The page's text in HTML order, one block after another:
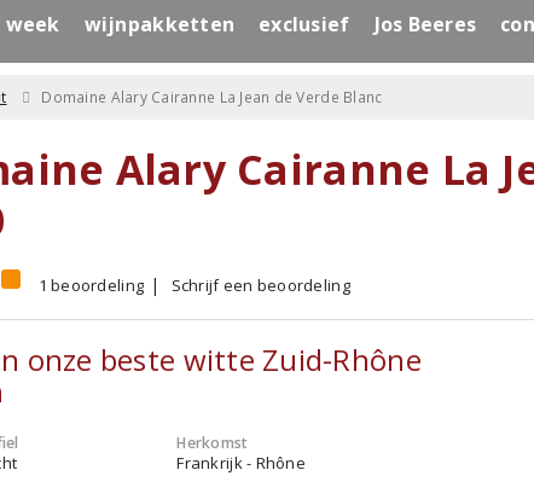
week wijnpakketten exclusief Jos Beeres
Domaine Alary Cairanne La Jean de Verde Blanc
Alary Cairanne La
1 beoordeling Schrijf een beoordeling
onze beste witte Zuid-Rhône
Herkomst
Frankrijk - Rhône